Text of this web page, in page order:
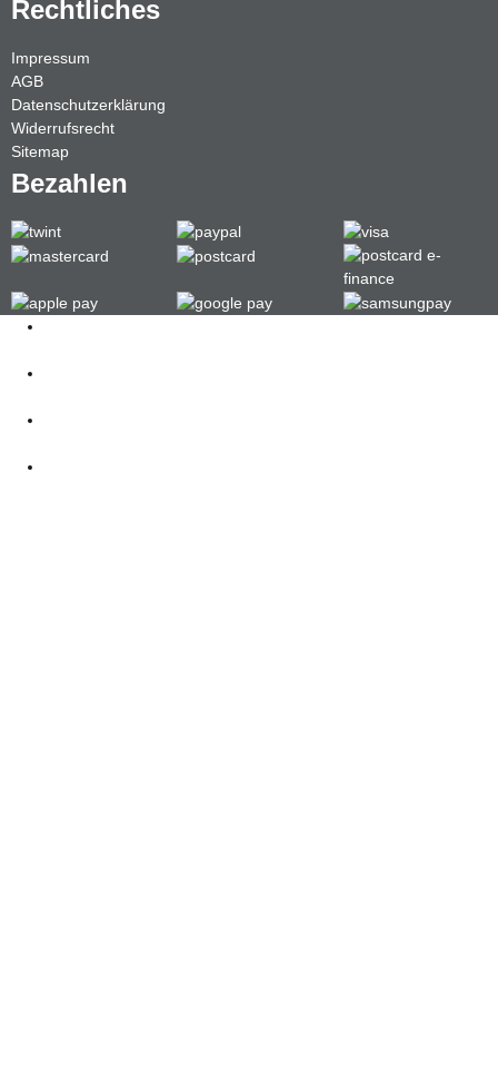
Rechtliches
Impressum
AGB
Datenschutzerklärung
Widerrufsrecht
Sitemap
Bezahlen